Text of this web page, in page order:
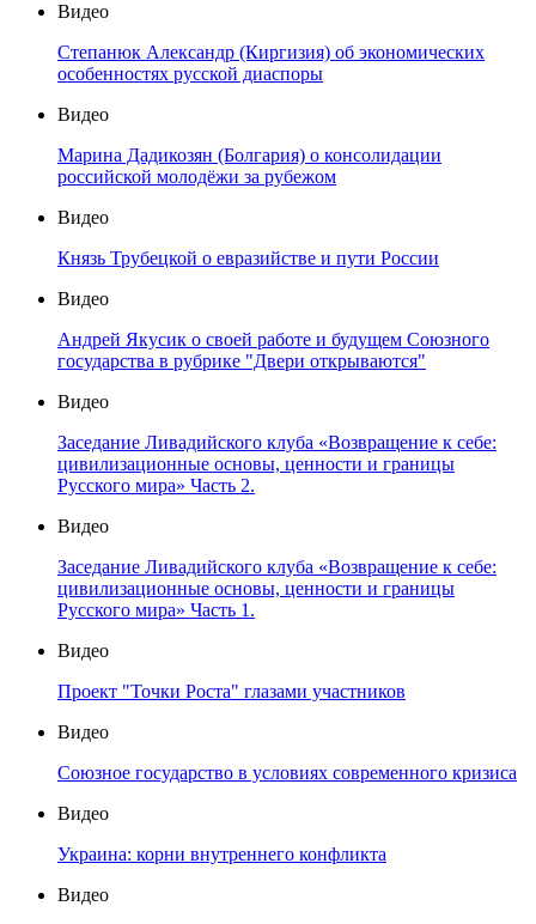
Видео
Степанюк Александр (Киргизия) об экономических
особенностях русской диаспоры
Видео
Марина Дадикозян (Болгария) о консолидации
российской молодёжи за рубежом
Видео
Князь Трубецкой о евразийстве и пути России
Видео
Андрей Якусик о своей работе и будущем Союзного
государства в рубрике "Двери открываются"
Видео
Заседание Ливадийского клуба «Возвращение к себе:
цивилизационные основы, ценности и границы
Русского мира» Часть 2.
Видео
Заседание Ливадийского клуба «Возвращение к себе:
цивилизационные основы, ценности и границы
Русского мира» Часть 1.
Видео
Проект "Точки Роста" глазами участников
Видео
Союзное государство в условиях современного кризиса
Видео
Украина: корни внутреннего конфликта
Видео